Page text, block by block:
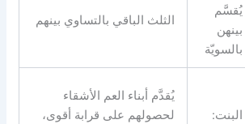
يُقسَّم
بينهن
بالسويّة
الثلث الباقي بالتساوي بينهم
البنت:
يُقدَّم أبناء العم الأشقاء
لحصولهم على قرابة أقوى،